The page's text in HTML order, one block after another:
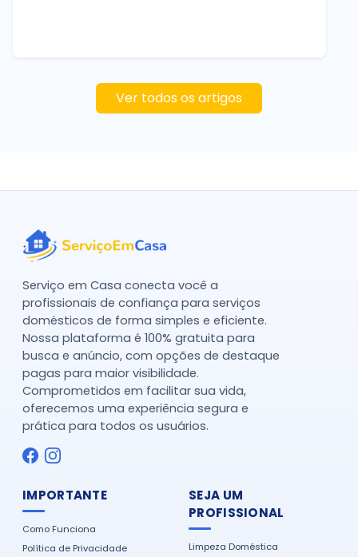
Ver todos os artigos
Serviço em Casa conecta você a
profissionais de confiança para serviços
domésticos de forma simples e eficiente.
Nossa plataforma é 100% gratuita para
busca e anúncio, com opções de destaque
pagas para maior visibilidade.
Comprometidos em facilitar sua vida,
oferecemos uma experiência segura e
prática para todos os usuários.
IMPORTANTE
Como Funciona
Política de Privacidade
SEJA UM
PROFISSIONAL
Limpeza Doméstica